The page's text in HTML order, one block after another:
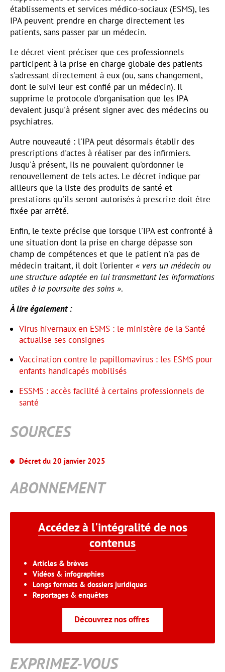
établissements et services médico-sociaux (ESMS), les
IPA peuvent prendre en charge directement les
patients, sans passer par un médecin.
Le décret vient préciser que ces professionnels
participent à la prise en charge globale des patients
s'adressant directement à eux (ou, sans changement,
dont le suivi leur est confié par un médecin). Il
supprime le protocole d'organisation que les IPA
devaient jusqu'à présent signer avec des médecins ou
psychiatres.
Autre nouveauté : l'IPA peut désormais établir des
prescriptions d'actes à réaliser par des infirmiers.
Jusqu'à présent, ils ne pouvaient qu'ordonner le
renouvellement de tels actes. Le décret indique par
ailleurs que la liste des produits de santé et
prestations qu'ils seront autorisés à prescrire doit être
fixée par arrêté.
Enfin, le texte précise que lorsque l'IPA est confronté à
une situation dont la prise en charge dépasse son
champ de compétences et que le patient n'a pas de
médecin traitant, il doit l'orienter « vers un médecin ou
une structure adaptée en lui transmettant les informations
utiles à la poursuite des soins ».
À lire également :
Virus hivernaux en ESMS : le ministère de la Santé
actualise ses consignes
Vaccination contre le papillomavirus : les ESMS pour
enfants handicapés mobilisés
ESSMS : accès facilité à certains professionnels de
santé
SOURCES
Décret du 20 janvier 2025
ABONNEMENT
Accédez à l'intégralité de nos
contenus
Articles & brèves
Vidéos & infographies
Longs formats & dossiers juridiques
Reportages & enquêtes
Découvrez nos offres
EXPRIMEZ-VOUS